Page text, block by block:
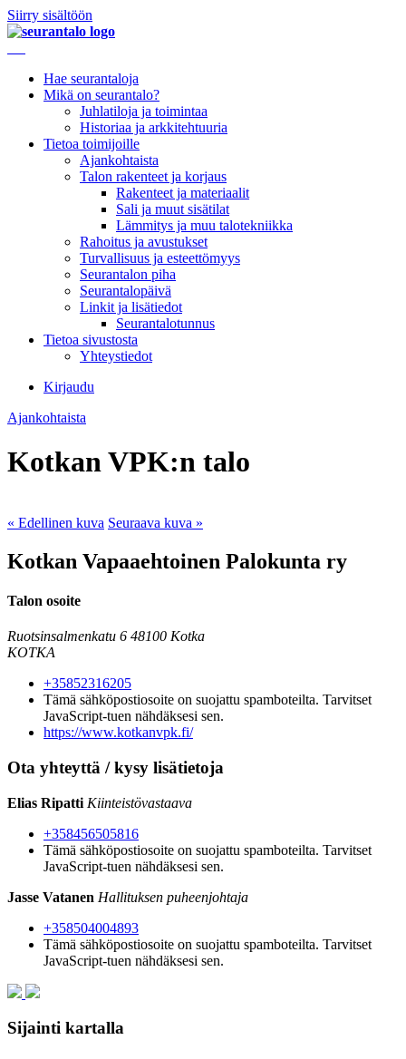
Siirry sisältöön
Hae seurantaloja
Mikä on seurantalo?
Juhlatiloja ja toimintaa
Historiaa ja arkkitehtuuria
Tietoa toimijoille
Ajankohtaista
Talon rakenteet ja korjaus
Rakenteet ja materiaalit
Sali ja muut sisätilat
Lämmitys ja muu talotekniikka
Rahoitus ja avustukset
Turvallisuus ja esteettömyys
Seurantalon piha
Seurantalopäivä
Linkit ja lisätiedot
Seurantalotunnus
Tietoa sivustosta
Yhteystiedot
Kirjaudu
Ajankohtaista
Kotkan VPK:n talo
« Edellinen kuva Seuraava kuva »
Kotkan Vapaaehtoinen Palokunta ry
Talon osoite
Ruotsinsalmenkatu 6 48100 Kotka
KOTKA
+35852316205
Tämä sähköpostiosoite on suojattu spamboteilta. Tarvitset
JavaScript-tuen nähdäksesi sen.
https://www.kotkanvpk.fi/
Ota yhteyttä / kysy lisätietoja
Elias Ripatti Kiinteistövastaava
+358456505816
Tämä sähköpostiosoite on suojattu spamboteilta. Tarvitset
JavaScript-tuen nähdäksesi sen.
Jasse Vatanen Hallituksen puheenjohtaja
+358504004893
Tämä sähköpostiosoite on suojattu spamboteilta. Tarvitset
JavaScript-tuen nähdäksesi sen.
Sijainti kartalla